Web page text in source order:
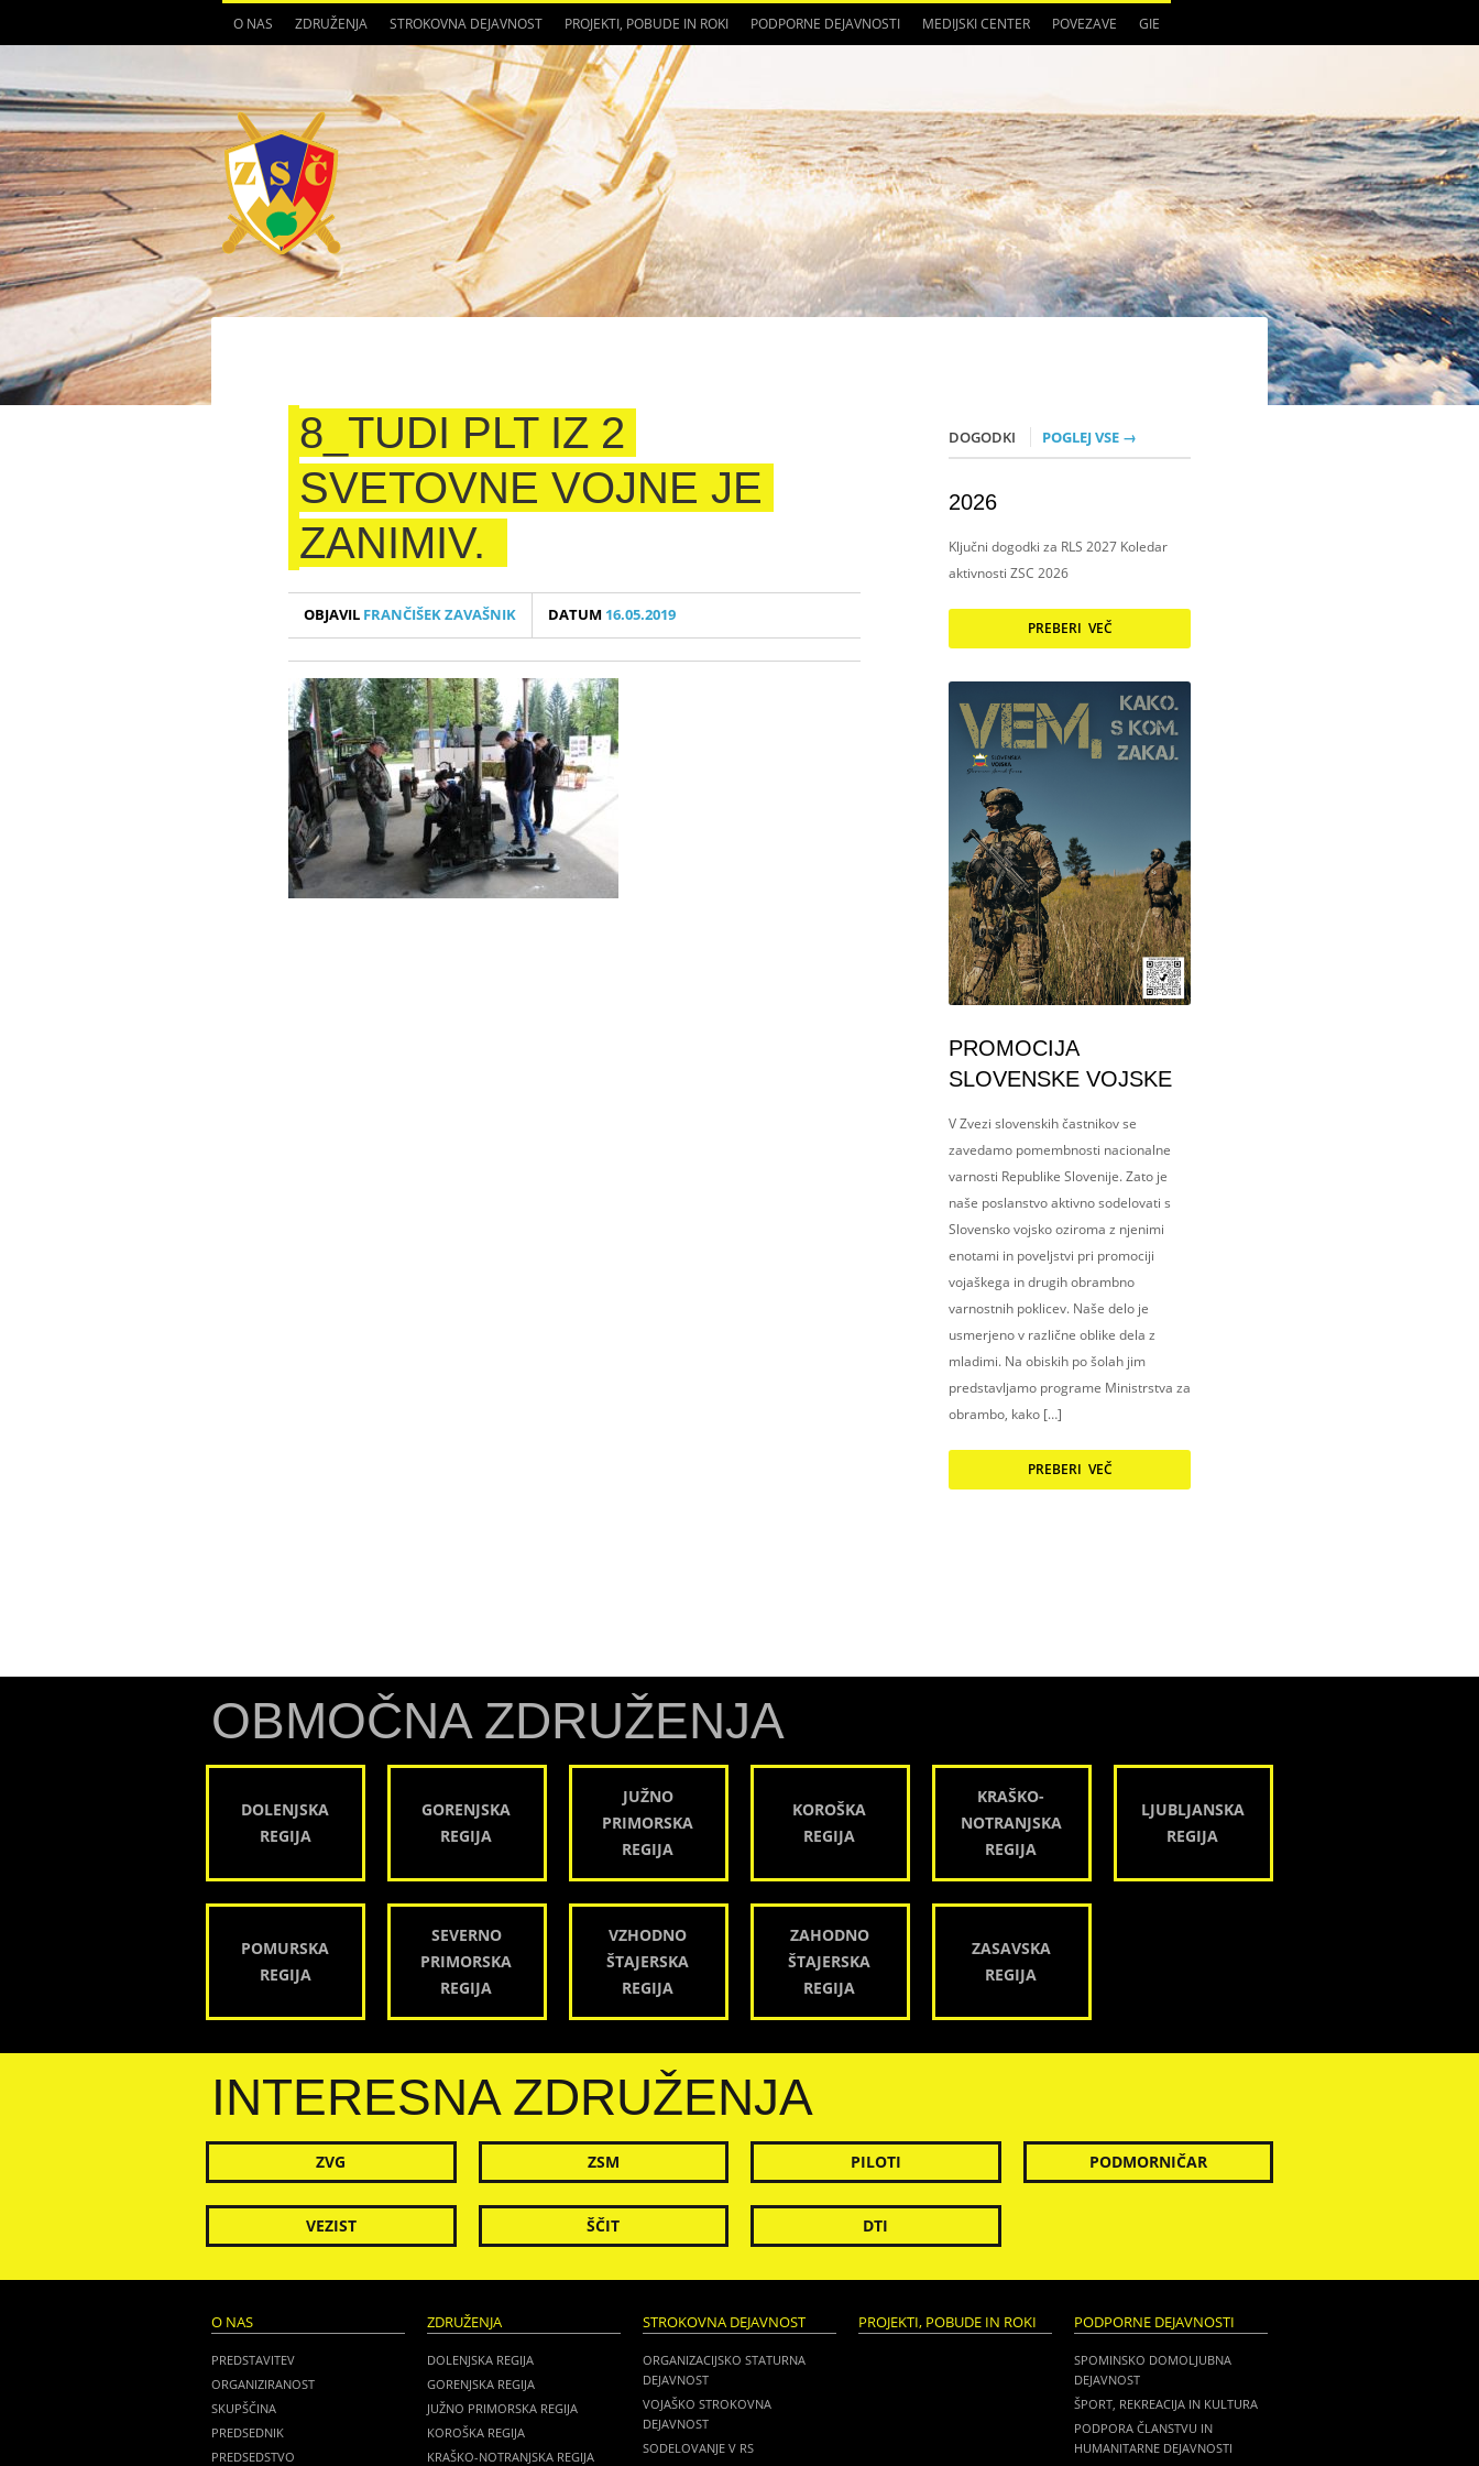
O NAS ZDRUŽENJA STROKOVNA DEJAVNOST PROJEKTI, POBUDE IN ROKI PODPORNE DEJAVNOSTI MEDIJSKI CENTER POVEZAVE GIE
8_TUDI PLT IZ 2
SVETOVNE VOJNE JE
ZANIMIV.
OBJAVIL FRANČIŠEK ZAVAŠNIK DATUM 16.05.2019
DOGODKI POGLEJ VSE →
2026
Ključni dogodki za RLS 2027 Koledar
aktivnosti ZSC 2026
PREBERI VEČ
PROMOCIJA
SLOVENSKE VOJSKE
V Zvezi slovenskih častnikov se
zavedamo pomembnosti nacionalne
varnosti Republike Slovenije. Zato je
naše poslanstvo aktivno sodelovati s
Slovensko vojsko oziroma z njenimi
enotami in poveljstvi pri promociji
vojaškega in drugih obrambno
varnostnih poklicev. Naše delo je
usmerjeno v različne oblike dela z
mladimi. Na obiskih po šolah jim
predstavljamo programe Ministrstva za
obrambo, kako […]
PREBERI VEČ
OBMOČNA ZDRUŽENJA
DOLENJSKA
REGIJA
GORENJSKA
REGIJA
JUŽNO
PRIMORSKA
REGIJA
KOROŠKA
REGIJA
KRAŠKO-
NOTRANJSKA
REGIJA
LJUBLJANSKA
REGIJA
POMURSKA
REGIJA
SEVERNO
PRIMORSKA
REGIJA
VZHODNO
ŠTAJERSKA
REGIJA
ZAHODNO
ŠTAJERSKA
REGIJA
ZASAVSKA
REGIJA
INTERESNA ZDRUŽENJA
ZVG ZSM PILOTI PODMORNIČAR
VEZIST ŠČIT DTI
O NAS
PREDSTAVITEV
ORGANIZIRANOST
SKUPŠČINA
PREDSEDNIK
PREDSEDSTVO
ZDRUŽENJA
DOLENJSKA REGIJA
GORENJSKA REGIJA
JUŽNO PRIMORSKA REGIJA
KOROŠKA REGIJA
KRAŠKO-NOTRANJSKA REGIJA
STROKOVNA DEJAVNOST
ORGANIZACIJSKO STATURNA
DEJAVNOST
VOJAŠKO STROKOVNA
DEJAVNOST
SODELOVANJE V RS
PROJEKTI, POBUDE IN ROKI PODPORNE DEJAVNOSTI
SPOMINSKO DOMOLJUBNA
DEJAVNOST
ŠPORT, REKREACIJA IN KULTURA
PODPORA ČLANSTVU IN
HUMANITARNE DEJAVNOSTI